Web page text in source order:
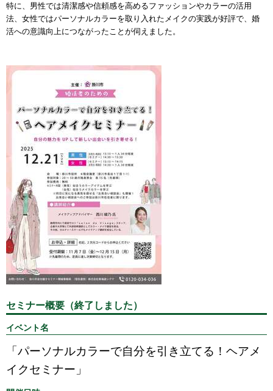
特に、男性では清潔感や信頼感を高めるファッションやカラーの活用
法、女性ではパーソナルカラーを取り入れたメイクの実践が好評で、婚
活への意識向上につながったことが伺えました。
セミナー概要（終了しました）
イベント名
「パーソナルカラーで自分を引き立てる！ヘアメ
イクセミナー」